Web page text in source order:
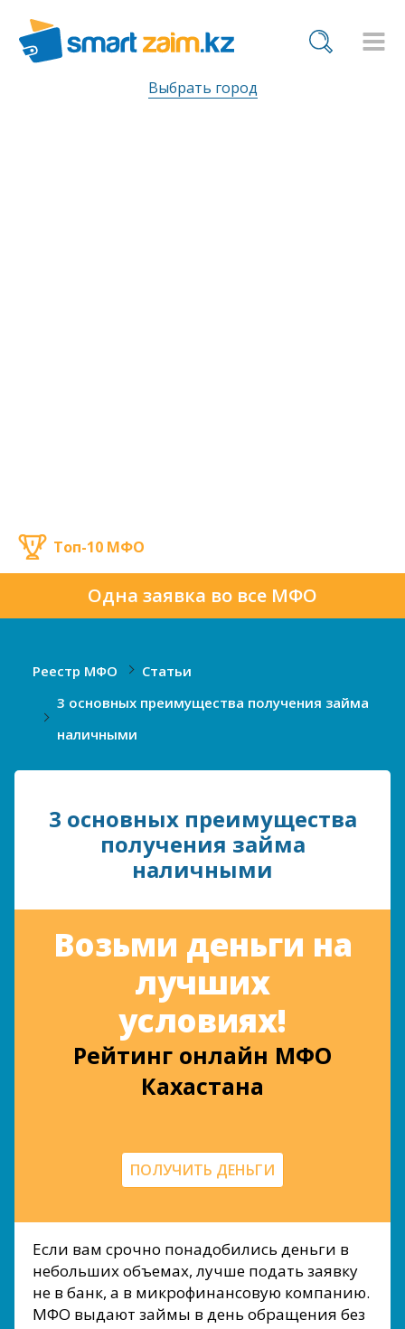
Выбрать город
Одна заявка во все МФО
Топ-10 МФО
Реестр МФО
Статьи
3 основных преимущества получения займа
наличными
3 основных преимущества
получения займа
наличными
Возьми деньги на
лучших
условиях!
Рейтинг онлайн МФО
Кахастана
ПОЛУЧИТЬ ДЕНЬГИ
Если вам срочно понадобились деньги в
небольших объемах, лучше подать заявку
не в банк, а в микрофинансовую компанию.
МФО выдают займы в день обращения без